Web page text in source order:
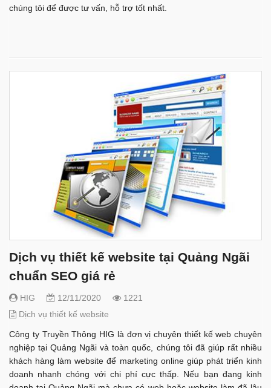
chúng tôi để được tư vấn, hỗ trợ tốt nhất.
Dịch vụ thiết kế website tại Quảng Ngãi
chuẩn SEO giá rẻ
HIG 12/11/2020
1221
Dịch vụ thiết kế website
Công ty Truyền Thông HIG là đơn vị chuyên thiết kế web chuyên
nghiệp tại Quảng Ngãi và toàn quốc, chúng tôi đã giúp rất nhiều
khách hàng làm website để marketing online giúp phát triển kinh
doanh nhanh chóng với chi phí cực thấp. Nếu bạn đang kinh